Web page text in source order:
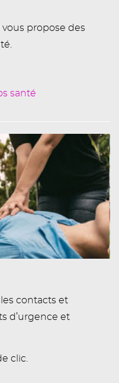
propose des
santé
contacts et
d’urgence et
clic.